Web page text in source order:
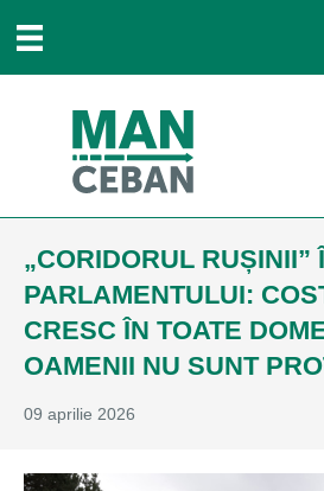
„CORIDORUL RUȘINII”
PARLAMENTULUI:
CRESC ÎN TOATE
OAMENII NU SUNT
09 aprilie 2026